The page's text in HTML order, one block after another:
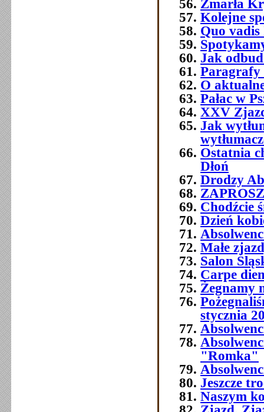
Zmarła
Kolejne
Quo vadis
Jak
Paragrafy
O
Pałac w
XXV
Jak
Ostatnia
Dłoń
Drodzy
Chodźcie
Dzień
Małe
Salon
Carpe
Żegnamy
stycznia
"Romka"
Jeszcze
Naszym